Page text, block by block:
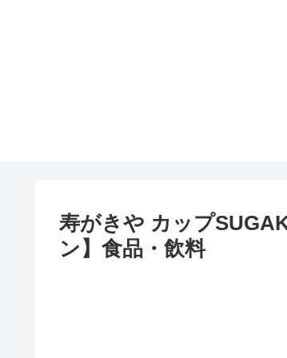
寿がきや カップ
ン】食品・飲料